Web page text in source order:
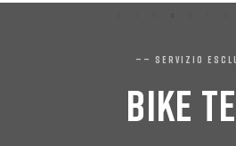
—— SERVIZIO
BIKE